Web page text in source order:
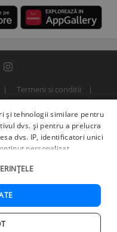
Termeni si conditii
S.R.L.
și tehnologii similare pentru
dvs. și pentru a prelucra
dvs. IP, identificatori unici
personalizat,
pot, de asemenea,
inclusiv folosind date
dispozitivului. Opțiunile
furnizori se pot baza pe
dreptul să vă opuneți în
în orice